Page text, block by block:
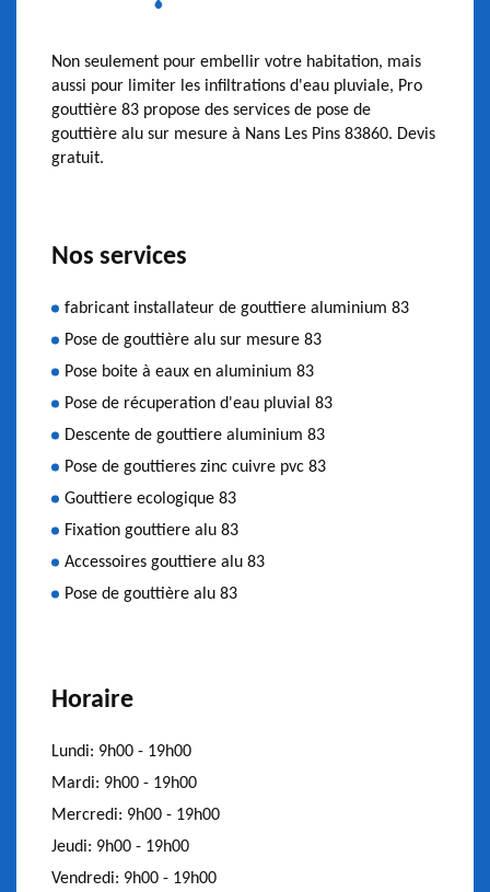
Non seulement pour embellir votre habitation, mais
aussi pour limiter les infiltrations d'eau pluviale, Pro
gouttière 83 propose des services de pose de
gouttière alu sur mesure à Nans Les Pins 83860. Devis
gratuit.
Nos services
fabricant installateur de gouttiere aluminium 83
Pose de gouttière alu sur mesure 83
Pose boite à eaux en aluminium 83
Pose de récuperation d'eau pluvial 83
Descente de gouttiere aluminium 83
Pose de gouttieres zinc cuivre pvc 83
Gouttiere ecologique 83
Fixation gouttiere alu 83
Accessoires gouttiere alu 83
Pose de gouttière alu 83
Horaire
Lundi: 9h00 - 19h00
Mardi: 9h00 - 19h00
Mercredi: 9h00 - 19h00
Jeudi: 9h00 - 19h00
Vendredi: 9h00 - 19h00